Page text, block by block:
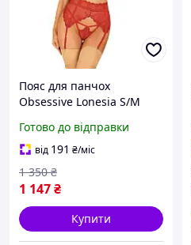
Пояс для панчох
Obsessive Lonesia S/M
Готово до відправки
від 191 ₴/міс
1 147₴
1 350 ₴
Купити